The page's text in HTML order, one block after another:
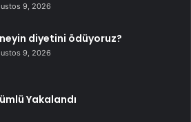
9, 2026
diyetini ödüyoruz?
9, 2026
Yakalandı